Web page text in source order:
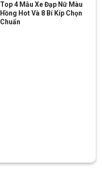
Top 4 Mẫu Xe Đạp Nữ Màu
Hồng Hot Và 8 Bí Kíp Chọn
Chuẩn